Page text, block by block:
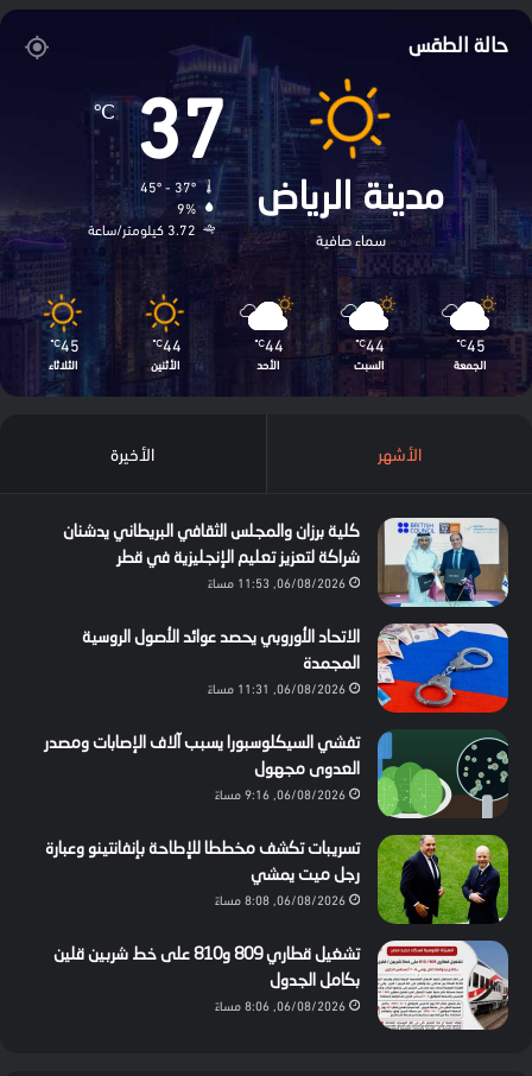
حالة الطقس
مدينة الرياض
سماء صافية
37
℃
45º - 37º
9%
3.72 كيلومتر/ساعة
45
℃
الجمعة
44
℃
السبت
44
℃
الأحد
44
℃
الأثنين
45
℃
الثلاثاء
الأشهر الأخيرة
كلية برزان والمجلس الثقافي البريطاني يدشنان
شراكة لتعزيز تعليم الإنجليزية في قطر
06/08/2026, 11:53 مساءً
الاتحاد الأوروبي يحصد عوائد الأصول الروسية
المجمدة
06/08/2026, 11:31 مساءً
تفشي السيكلوسبورا يسبب آلاف الإصابات ومصدر
العدوى مجهول
06/08/2026, 9:16 مساءً
تسريبات تكشف مخططا للإطاحة بإنفانتينو وعبارة
رجل ميت يمشي
06/08/2026, 8:08 مساءً
تشغيل قطاري 809 و810 على خط شربين قلين
بكامل الجدول
06/08/2026, 8:06 مساءً